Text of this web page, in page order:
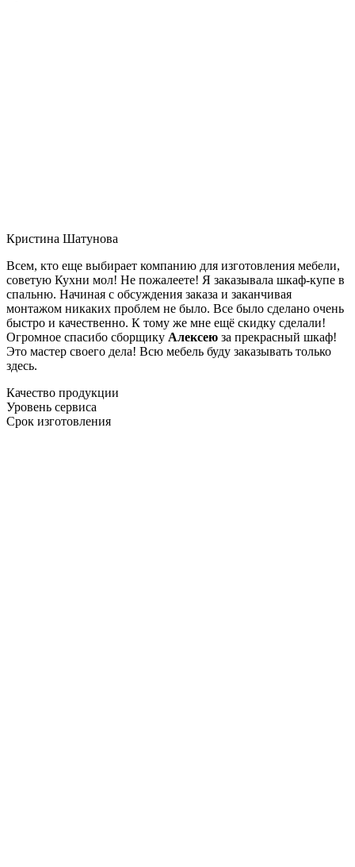
Кристина Шатунова
Всем, кто еще выбирает компанию для изготовления мебели,
советую Кухни мол! Не пожалеете! Я заказывала шкаф-купе в
спальню. Начиная с обсуждения заказа и заканчивая
монтажом никаких проблем не было. Все было сделано очень
быстро и качественно. К тому же мне ещё скидку сделали!
Огромное спасибо сборщику Алексею за прекрасный шкаф!
Это мастер своего дела! Всю мебель буду заказывать только
здесь.
Качество продукции
Уровень сервиса
Срок изготовления